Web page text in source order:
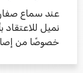
عند سماع
نميل للاعتقاد
خصوصًا من